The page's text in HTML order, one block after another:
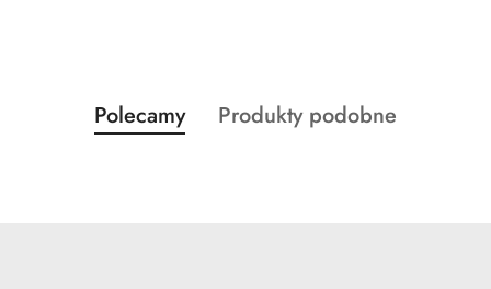
Pomiń karuzelę produktów
Produkty
o
Polecamy
Produkty
Produkty podobne